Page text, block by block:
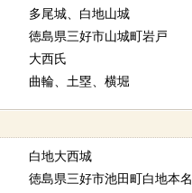
多尾城、白地山城
徳島県三好市山城町岩戸
大西氏
曲輪、土塁、横堀
白地大西城
徳島県三好市池田町白地本名